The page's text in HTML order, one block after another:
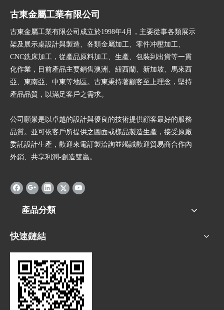
古東金屬工業有限公司
古東金屬工業有限公司成立於1998年4月，主要從事各類展示
架及展示桌設計與製造、各類金屬加工、零件冲壓加工、
CNC銑床加工，從產品原料加工、生產、包裝到出貨等一貫
化作業，目前產品主要銷售澳洲、紐西蘭、新加坡、馬來西
亞、東南亞、中東等地區。古東秉持著顧客至上理念，堅持
產品品質，以滿足客戶之需求。
公司願景是以卓越的設計與優良的技術提供顧客最好的服務
品質。並可依客戶所提供之圖面或樣品製造生產，接受原廠
委託設計生產，歡迎來電訂製洽詢並竭誠歡迎貿易商合作內
外銷、共享利潤-創造雙贏。
產品分類
快速鏈結